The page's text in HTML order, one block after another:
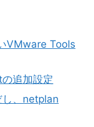
VMware Tools
追加設定
、netplan